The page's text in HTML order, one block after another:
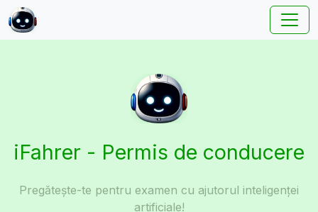
iFahrer - Permis de conducere
Pregătește-te pentru examen cu ajutorul inteligenței
artificiale!